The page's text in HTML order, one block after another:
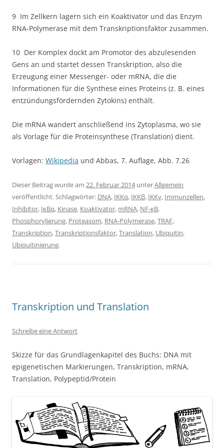
9 Im Zellkern lagern sich ein Koaktivator und das Enzym
RNA-Polymerase mit dem Transkriptionsfaktor zusammen.
10 Der Komplex dockt am Promotor des abzulesenden
Gens an und startet dessen Transkription, also die
Erzeugung einer Messenger- oder mRNA, die die
Informationen für die Synthese eines Proteins (z. B. eines
entzündungsfördernden Zytokins) enthält.
Die mRNA wandert anschließend ins Zytoplasma, wo sie
als Vorlage für die Proteinsynthese (Translation) dient.
Vorlagen: Wikipedia und Abbas, 7. Auflage, Abb. 7.26
Dieser Beitrag wurde am 22. Februar 2014unterAllgemein
veröffentlicht. Schlagwörter: DNA, IKKα, IKKβ, IKKγ, Immunzellen,
Inhibitor, IκBα, Kinase, Koaktivator, mRNA, NF-κB,
Phosphorylierung, Proteasom, RNA-Polymerase,TRAF,
Transkription,Transkriptionsfaktor,Translation, Ubiquitin,
Ubiquitinierung.
Transkription und Translation
Schreibe eine Antwort
Skizze für das Grundlagenkapitel des Buchs: DNA mit
epigenetischen Markierungen, Transkription, mRNA,
Translation, Polypeptid/Protein